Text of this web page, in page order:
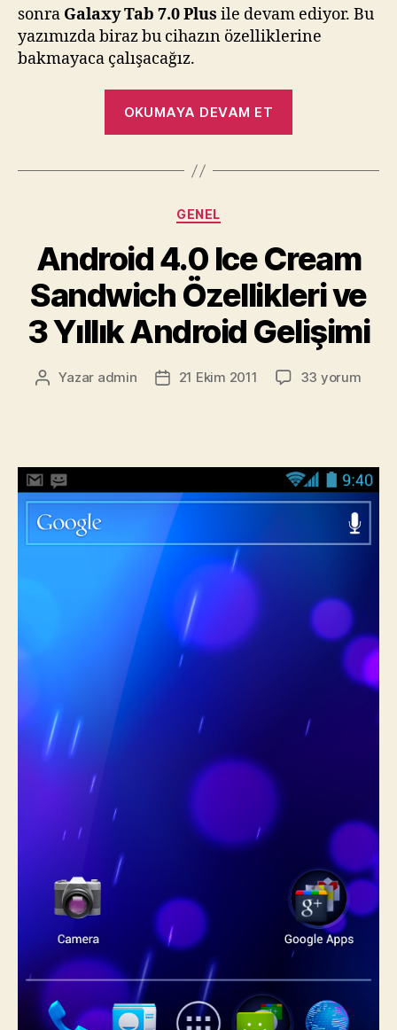
sonra Galaxy Tab 7.0 Plus ile devam ediyor. Bu
yazımızda biraz bu cihazın özelliklerine
bakmayaca çalışacağız.
OKUMAYA DEVAM ET
Tablet
Galaxy
Tab
7.0
Plus”
Kategoriler
GENEL
Android 4.0 Ice Cream
Sandwich Özellikleri ve
3 Yıllık Android Gelişimi
Yazının
Yazar admin
Yazı21 Ekim 2011
Android
Özellikleri
ve
33 yorum